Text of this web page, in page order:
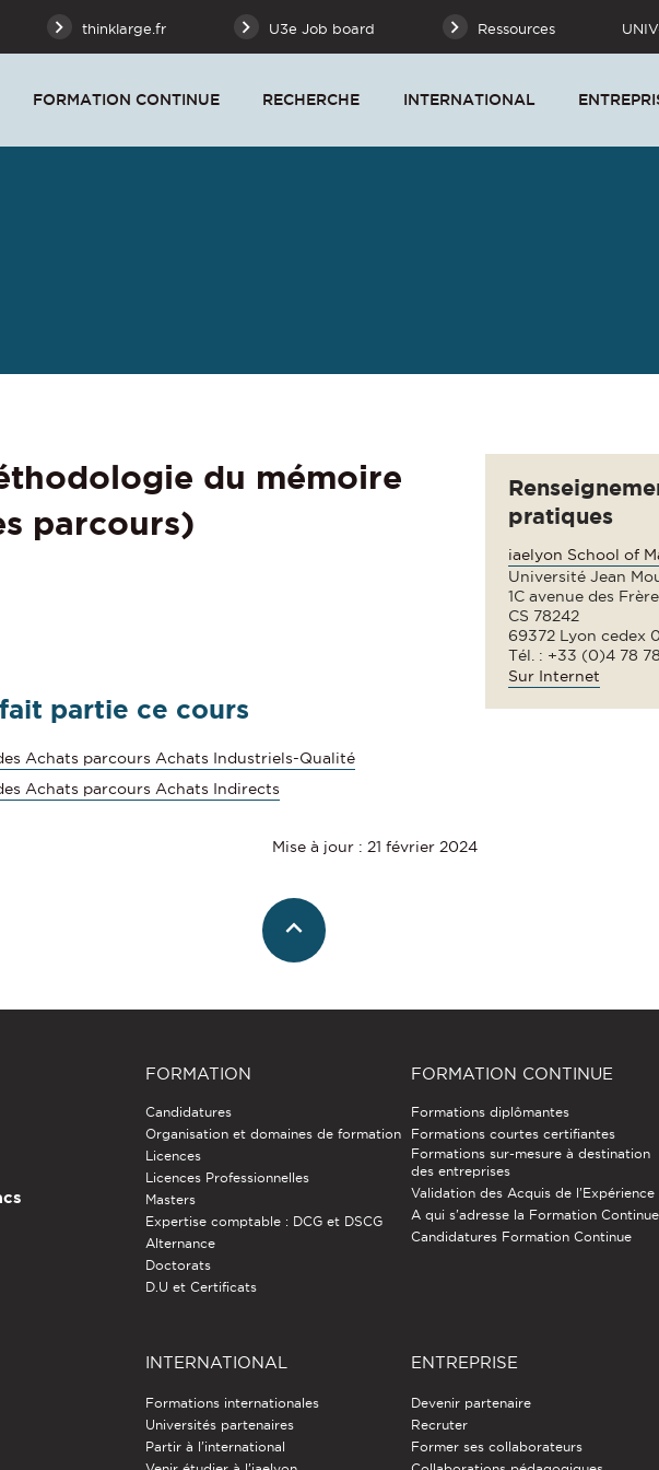
thinklarge.fr U3e Job board Ressources
FORMATION CONTINUE RECHERCHE INTERNATIONAL
du mémoire
parcours)
partie ce cours
Achats parcours Achats Industriels-Qualité
Achats parcours Achats Indirects
pratiques
iaelyon School of
Université Jean
1C avenue des
CS 78242
69372 Lyon cedex
Tél. : +33 (0)4 78
Sur Internet
Mise à jour : 21 février 2024
FORMATION
Candidatures
Organisation et domaines de formation
Licences
Licences Professionnelles
Masters
Expertise comptable : DCG et DSCG
Alternance
Doctorats
D.U et Certificats
FORMATION CONTINUE
Formations diplômantes
Formations courtes certifiantes
Formations sur-mesure à destination
des entreprises
Validation des Acquis de l’Expérience
A qui s'adresse la Formation
Candidatures Formation Continue
INTERNATIONAL
Formations internationales
Universités partenaires
Partir à l'international
ENTREPRISE
Devenir partenaire
Recruter
Former ses collaborateurs